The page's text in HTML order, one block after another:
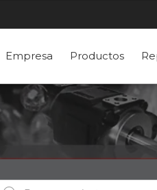
Empresa Productos